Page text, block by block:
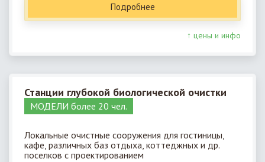
Подробнее
↑ цены и инфо
Станции глубокой биологической очистки
МОДЕЛИ более 20 чел.
Локальные очистные сооружения для гостиницы,
кафе, различных баз отдыха, коттеджных и др.
поселков с проектированием